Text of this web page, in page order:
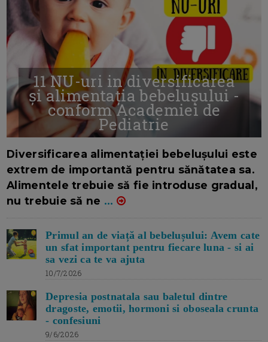
11 NU-uri in diversificarea
și alimentația bebelușului -
conform Academiei de
Pediatrie
Diversificarea alimentației bebelușului este
extrem de importantă pentru sănătatea sa.
Alimentele trebuie să fie introduse gradual,
nu trebuie să ne ...
Primul an de viață al bebelușului: Avem cate
un sfat important pentru fiecare luna - si ai
sa vezi ca te va ajuta
10/7/2026
Depresia postnatala sau baletul dintre
dragoste, emotii, hormoni si oboseala crunta
- confesiuni
9/6/2026